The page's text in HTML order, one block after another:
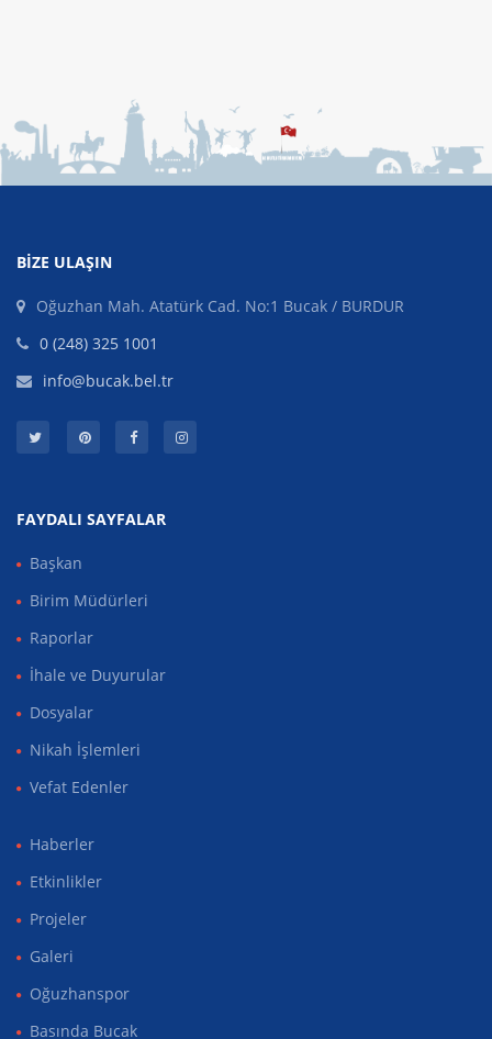
BIZE ULAŞIN
Oğuzhan Mah. Atatürk Cad. No:1 Bucak / BURDUR
0 (248) 325 1001
info@bucak.bel.tr
FAYDALI SAYFALAR
Başkan
Birim Müdürleri
Raporlar
İhale ve Duyurular
Dosyalar
Nikah İşlemleri
Vefat Edenler
Haberler
Etkinlikler
Projeler
Galeri
Oğuzhanspor
Basında Bucak